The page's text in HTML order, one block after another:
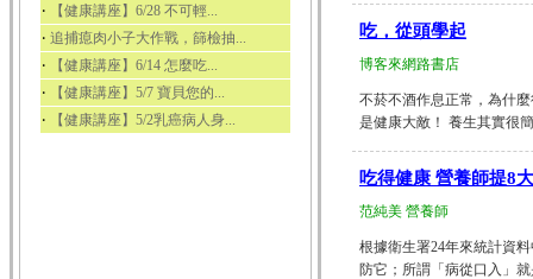
‧ 【健康講座】6/28 不可輕...
‧ 追捕瘜肉小子大作戰，篩檢抽...
‧ 【健康講座】6/14 怎麼吃...
‧ 【健康講座】5/7 寶貝您的...
‧ 【健康講座】5/2乳癌病人身...
吃，從頭學起
博客來網路書店
不菸不酒作息正常，為什
是健康大敵！ 養生其實很
吃得健康 營養師提8
范純美 營養師
根據衛生署24年來統計資
防它；所謂「病從口入」